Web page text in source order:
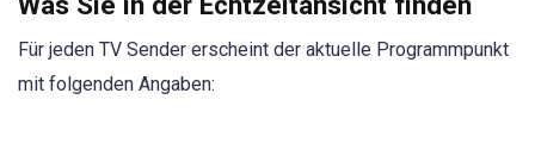
Für jeden TV Sender erscheint der aktuelle Programmpunkt
mit folgenden Angaben: